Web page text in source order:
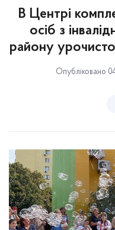
В Центрі
осіб з
району
Опубліковано